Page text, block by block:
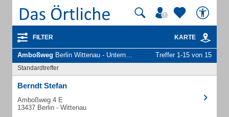
FILTER KARTE
Amboßweg Berlin Wittenau - Unternehmen und Personen Treffer 1-15 von 15
Standardtreffer
Berndt Stefan
Amboßweg 4 E
13437 Berlin - Wittenau